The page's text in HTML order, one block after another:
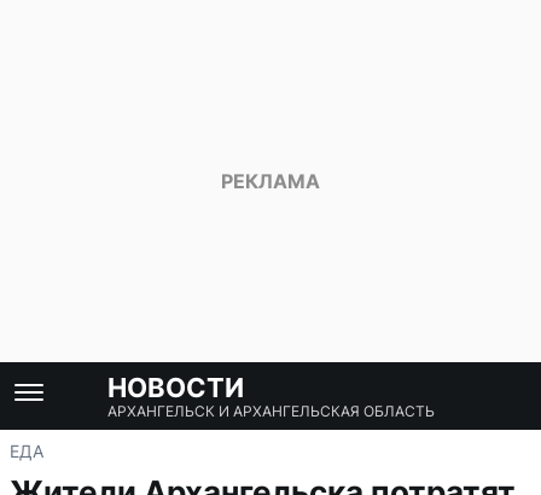
НОВОСТИ
АРХАНГЕЛЬСК И АРХАНГЕЛЬСКАЯ ОБЛАСТЬ
ЕДА